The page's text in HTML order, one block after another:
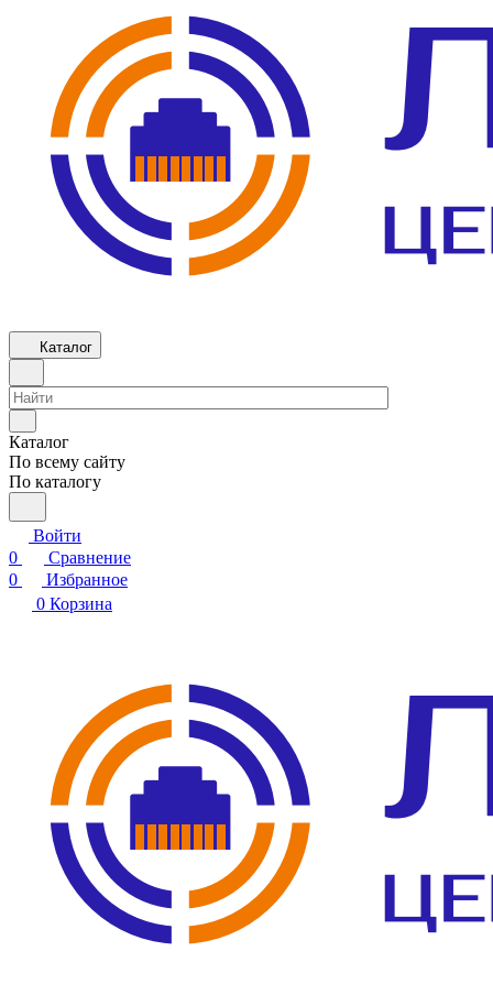
Каталог
Каталог
По всему сайту
По каталогу
Войти
0
Сравнение
0
Избранное
0 Корзина